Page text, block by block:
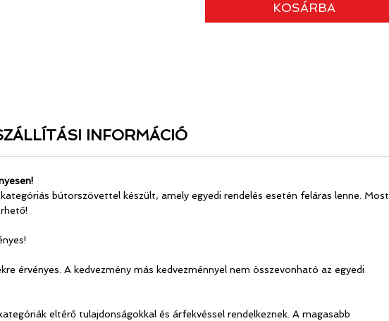
KOSÁRBA
INFORMÁCIÓ
bútorszövettel készült, amely egyedi rendelés esetén feláras lenne. Most
érvényes. A kedvezmény más kedvezménnyel nem összevonható az egyedi
eltérő tulajdonságokkal és árfekvéssel rendelkeznek. A magasabb